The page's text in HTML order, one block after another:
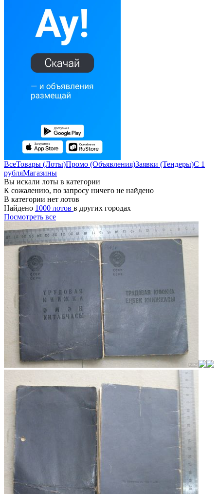
ВсеТовары (Лоты)Промо (Объявления)Заявки (Тендеры)С 1
рубляМагазины
Вы искали лоты в категории
К сожалению, по запросу ничего не найдено
В категории нет лотов
Найдено 1000 лотов в других городах
Посмотреть все